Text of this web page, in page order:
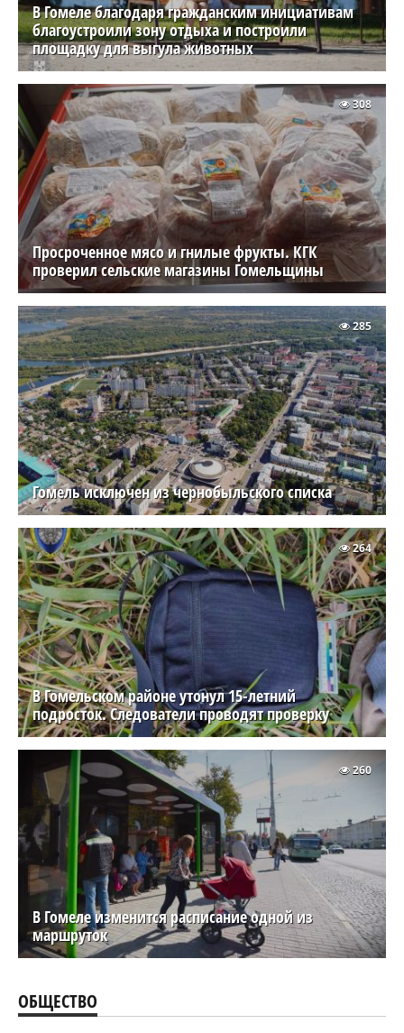
В Гомеле благодаря гражданским инициативам
благоустроили зону отдыха и построили
площадку для выгула животных
Просроченное мясо и гнилые фрукты. КГК
проверил сельские магазины Гомельщины
308
Гомель исключен из чернобыльского списка
285
В Гомельском районе утонул 15-летний
подросток. Следователи проводят проверку
264
В Гомеле изменится расписание одной из
маршруток
260
ОБЩЕСТВО